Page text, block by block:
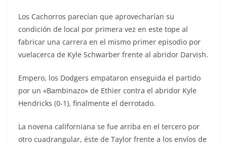
Los Cachorros parecían que aprovecharían su
condición de local por primera vez en este tope al
fabricar una carrera en el mismo primer episodio por
vuelacerca de Kyle Schwarber frente al abridor Darvish.
Empero, los Dodgers empataron enseguida el partido
por un «Bambinazo» de Ethier contra el abridor Kyle
Hendricks (0-1), finalmente el derrotado.
La novena californiana se fue arriba en el tercero por
otro cuadrangular, éste de Taylor frente a los envíos de